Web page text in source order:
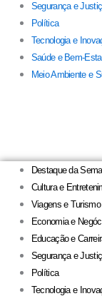
Segurança e
Política
Tecnologia e
Saúde e Bem-
Meio Ambiente e
Destaque da
Cultura e
Viagens e Turismo
Economia e
Educação e
Segurança e
Política
Tecnologia e